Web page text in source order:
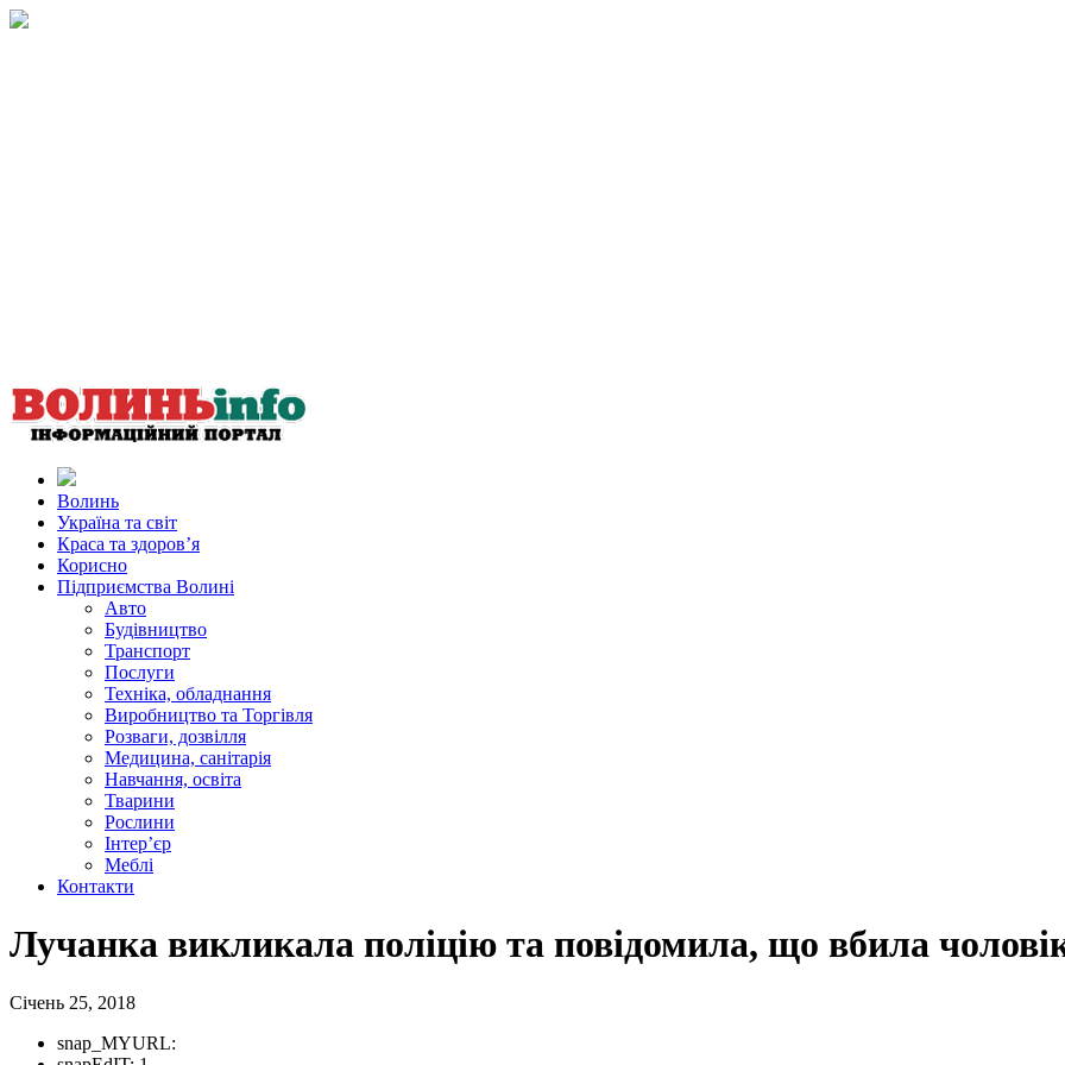
Волинь
Україна та світ
Краса та здоров’я
Корисно
Підприємства Волині
Авто
Будівництво
Транспорт
Послуги
Техніка, обладнання
Виробництво та Торгівля
Розваги, дозвілля
Медицина, санітарія
Навчання, освіта
Тварини
Рослини
Інтер’єр
Меблі
Контакти
Лучанка викликала поліцію та повідомила, що вбила
Січень 25, 2018
snap_MYURL: